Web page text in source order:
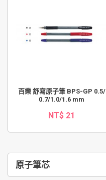
原子筆芯
百樂 舒寫原子筆 BPS-GP 0.5/
0.7/1.0/1.6 mm
NT$ 21